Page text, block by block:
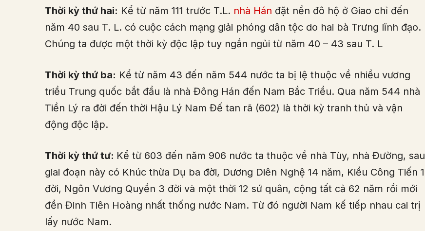
Thời kỳ thứ hai: Kể từ năm 111 trước T.L. nhà Hán đặt nền đô hộ ở Giao chỉ đến
năm 40 sau T. L. có cuộc cách mạng giải phóng dân tộc do hai bà Trưng lĩnh đạo.
Chúng ta được một thời kỳ độc lập tuy ngắn ngủi từ năm 40 – 43 sau T. L
Thời kỳ thứ ba: Kể từ năm 43 đến năm 544 nước ta bị lệ thuộc về nhiều vương
triều Trung quốc bắt đầu là nhà Đông Hán đến Nam Bắc Triều. Qua năm 544 nhà
Tiền Lý ra đời đến thời Hậu Lý Nam Đế tan rã (602) là thời kỳ tranh thủ và vận
động độc lập.
Thời kỳ thứ tư: Kể từ 603 đến năm 906 nước ta thuộc về nhà Tùy, nhà Đường, sau
giai đoạn này có Khúc thừa Dụ ba đời, Dương Diên Nghệ 14 năm, Kiều Công Tiến 1
đời, Ngôn Vương Quyền 3 đời và một thời 12 sứ quân, cộng tất cả 62 năm rồi mới
đền Đinh Tiên Hoàng nhất thống nước Nam. Từ đó người Nam kế tiếp nhau cai trị
lấy nước Nam.